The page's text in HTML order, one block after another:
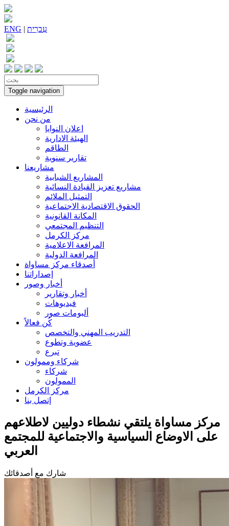
ENG | עִברִית
Toggle navigation
الرئيسية
من نحن
اعلان النوايا
الهيئة الادارية
الطاقم
تقارير سنوية
مشاريعنا
المشاريع الشبابية
مشاريع تعزيز القيادة النسائية
التمثيل الملائم
الحقوق الاقتصادية الاجتماعية
المكانة القانونية
التنظيم المجتمعي
مركز الكرمل
المرافعة الاعلامية
المرافعة الدولية
أصدقاء مركز مساواة
إصداراتنا
أخبار وصور
أخبار وتقارير
فيديوهات
ألبومات صور
كُن فعالاً
التدريب المهني والتخصص
عضوية وتطوع
تبرع
شركاء وممولون
شركاء
الممولون
مركز الكرمل
إتصل بنا
مركز مساواة يلتقي نشطاء دوليين لاطلاعهم
على الاوضاع السياسية والاجتماعية للمجتمع
العربي
شارك مع أصدقائك